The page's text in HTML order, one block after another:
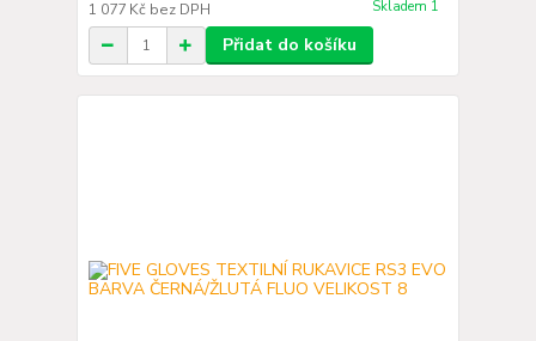
1 077 Kč bez DPH Skladem 1
Přidat do košíku